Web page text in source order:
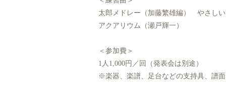
太郎メドレー（加藤繁雄編） やさし
アクアリウム（瀬戸輝一）
＜参加費＞
1人1,000円／回（発表会は別途）
※楽器、楽譜、足台などの支持具、譜